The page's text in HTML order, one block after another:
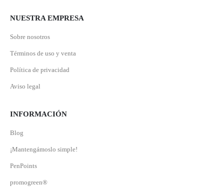
NUESTRA EMPRESA
Sobre nosotros
Términos de uso y venta
Política de privacidad
Aviso legal
INFORMACIÓN
Blog
¡Mantengámoslo simple!
PenPoints
promogreen®